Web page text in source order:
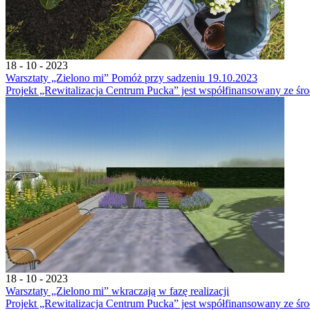
18 - 10 - 2023
Warsztaty „Zielono mi” Pomóż przy sadzeniu 19.10.2023
Projekt „Rewitalizacja Centrum Pucka” jest współfinansowany ze
18 - 10 - 2023
Warsztaty „Zielono mi” wkraczają w fazę realizacji
Projekt „Rewitalizacja Centrum Pucka” jest współfinansowany ze